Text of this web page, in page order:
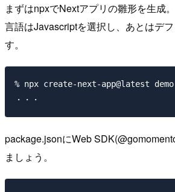
まずはnpxでNextアプリの雛形を生成。
言語はJavascriptを選択し、あとはデ
す。
% npx create-next-app@latest
package.jsonにWeb
ましょう。